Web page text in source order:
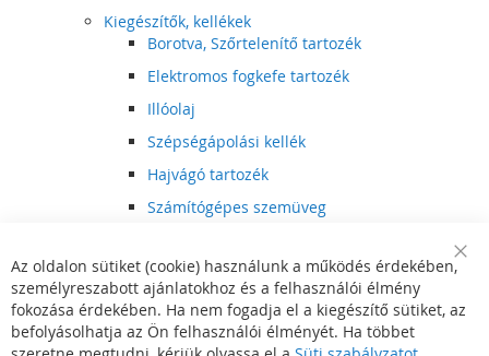
Kiegészítők, kellékek
Borotva, Szőrtelenítő tartozék
Elektromos fogkefe tartozék
Illóolaj
Szépségápolási kellék
Hajvágó tartozék
Számítógépes szemüveg
Hajvágó kiegészítő
Szórakoztató elektronika
Multimédia
DVD, BluRay lejátszó
Bar
Az oldalon sütiket (cookie) használunk a működés érdekében,
személyreszabott ajánlatokhoz és a felhasználói élmény
fokozása érdekében. Ha nem fogadja el a kiegészítő sütiket, az
befolyásolhatja az Ön felhasználói élményét. Ha többet